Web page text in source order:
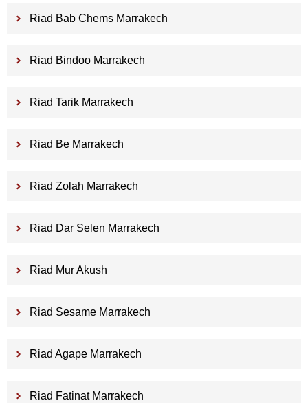
Riad Bab Chems Marrakech
Riad Bindoo Marrakech
Riad Tarik Marrakech
Riad Be Marrakech
Riad Zolah Marrakech
Riad Dar Selen Marrakech
Riad Mur Akush
Riad Sesame Marrakech
Riad Agape Marrakech
Riad Fatinat Marrakech